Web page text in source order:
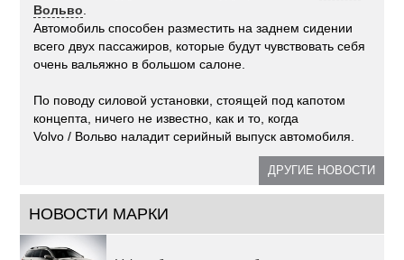
Вольво
Автомобиль способен разместить на заднем сидении
всего двух пассажиров, которые будут чувствовать себя
очень вальяжно в большом салоне.
По поводу силовой установки, стоящей под капотом
концепта, ничего не известно, как и то, когда
Volvo / Вольво наладит серийный выпуск автомобиля.
ДРУГИЕ НОВОСТИ
НОВОСТИ МАРКИ